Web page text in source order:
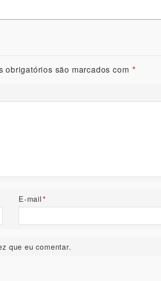
obrigatórios são marcados com *
E-mail*
que eu comentar.